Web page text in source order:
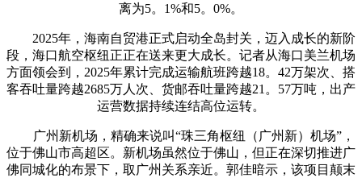
离为5。1%和5。0%。
2025年，海南自贸港正式启动全岛封关，迈入成长的新阶
段，海口航空枢纽正正在送来更大成长。记者从海口美兰机场
方面领会到，2025年累计完成运输航班跨越18。42万架次、搭
客吞吐量跨越2685万人次、货邮吞吐量跨越21。57万吨，出产
运营数据持续连结高位运转。
广州新机场，精确来说叫“珠三角枢纽（广州新）机场”，
位于佛山市高超区。新机场虽然位于佛山，但正在深切推进广
佛同城化的布景下，取广州关系亲近。郭佳暗示，该项目颠末